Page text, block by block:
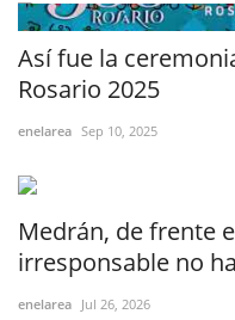
Así fue la
Rosario 2025
enelarea Sep 10, 2025
Medrán, de frente
irresponsable no
enelarea Jul 26, 2026